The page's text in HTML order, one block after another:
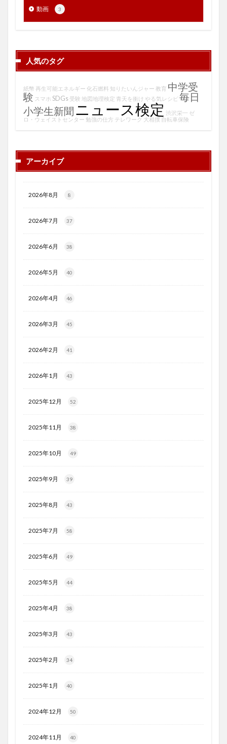
動画 3
人気のタグ
紙幣 再生可能エネルギー 化石燃料 知りたいんジャー 教育 中学受
験 スマホ SDGs 受験 地図地理検定 青天を衝け やる気レシピ 毎日
小学生新聞 ニュース検定 渋沢栄一 ゼ
ロ・ウェイストセンター 勉強の仕方 テレワーク 大相撲 自転車保険
アーカイブ
2026年8月 8
2026年7月 37
2026年6月 38
2026年5月 40
2026年4月 46
2026年3月 45
2026年2月 41
2026年1月 43
2025年12月 52
2025年11月 38
2025年10月 49
2025年9月 39
2025年8月 43
2025年7月 58
2025年6月 49
2025年5月 44
2025年4月 38
2025年3月 43
2025年2月 34
2025年1月 40
2024年12月 50
2024年11月 40